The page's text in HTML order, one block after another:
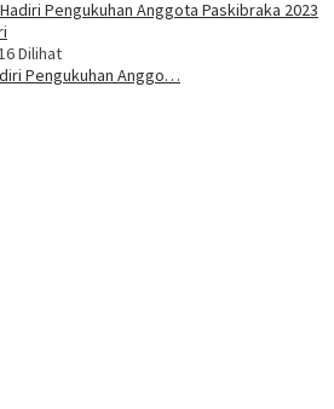
Dilihat
Pengukuhan Anggo…